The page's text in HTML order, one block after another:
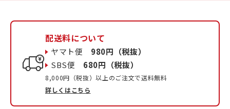
配送料について
ヤマト便 980円（税抜）
SBS便 680円（税抜）
8,000円（税抜）以上のご注文で送料無料
詳しくはこちら